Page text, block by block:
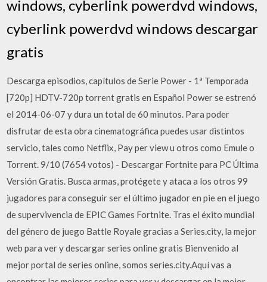
windows, cyberlink powerdvd windows,
cyberlink powerdvd windows descargar
gratis
Descarga episodios, capítulos de Serie Power - 1ª Temporada
[720p] HDTV-720p torrent gratis en Español Power se estrenó
el 2014-06-07 y dura un total de 60 minutos. Para poder
disfrutar de esta obra cinematográfica puedes usar distintos
servicio, tales como Netflix, Pay per view u otros como Emule o
Torrent. 9/10 (7654 votos) - Descargar Fortnite para PC Última
Versión Gratis. Busca armas, protégete y ataca a los otros 99
jugadores para conseguir ser el último jugador en pie en el juego
de supervivencia de EPIC Games Fortnite. Tras el éxito mundial
del género de juego Battle Royale gracias a Series.city, la mejor
web para ver y descargar series online gratis Bienvenido al
mejor portal de series online, somos series.city.Aquí vas a